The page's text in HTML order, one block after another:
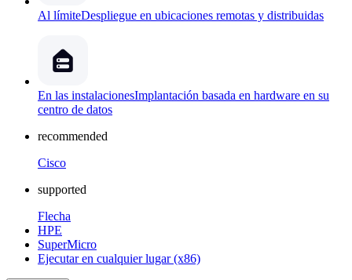
Al límiteDespliegue en ubicaciones remotas y distribuidas
En las instalacionesImplantación basada en hardware en su
centro de datos
recommended
Cisco
supported
Flecha
HPE
SuperMicro
Ejecutar en cualquier lugar (x86)